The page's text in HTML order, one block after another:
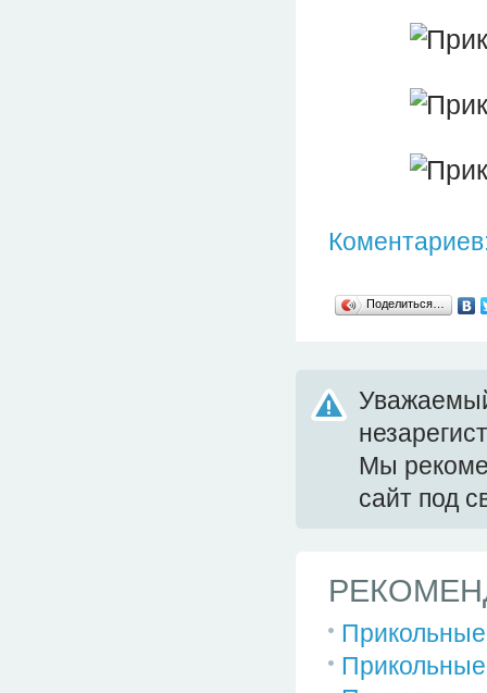
Поделиться…
Мы
сайт под